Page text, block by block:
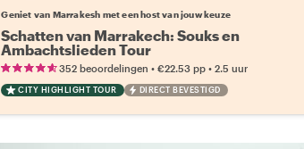
Geniet van Marrakesh met een host van jouw keuze
Schatten van Marrakech: Souks en
Ambachtslieden Tour
352 beoordelingen •€22.53 pp •2.5 uur
CITY HIGHLIGHT TOUR DIRECT BEVESTIGD